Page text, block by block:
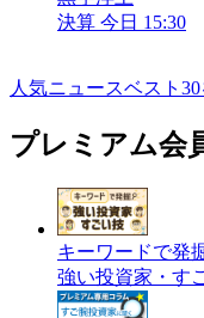
決算 今日 15:30
人気ニュースベスト
プレミアム会
キーワードで発
強い投資家・す